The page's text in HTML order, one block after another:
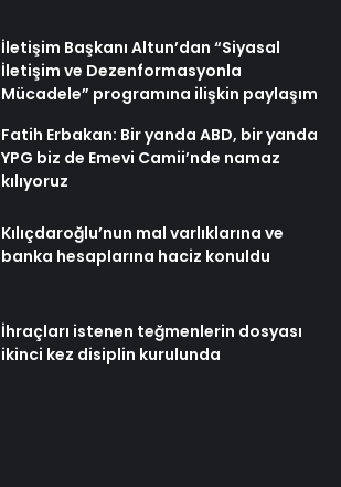
İletişim Başkanı Altun’dan “Siyasal
İletişim ve Dezenformasyonla
Mücadele” programına ilişkin paylaşım
Fatih Erbakan: Bir yanda ABD, bir yanda
YPG biz de Emevi Camii’nde namaz
kılıyoruz
Kılıçdaroğlu’nun mal varlıklarına ve
banka hesaplarına haciz konuldu
İhraçları istenen teğmenlerin dosyası
ikinci kez disiplin kurulunda